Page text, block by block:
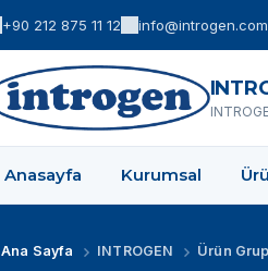
+90 212 875 11 12
Anasayfa Kurumsal
Ana Sayfa INTROGEN Ürün